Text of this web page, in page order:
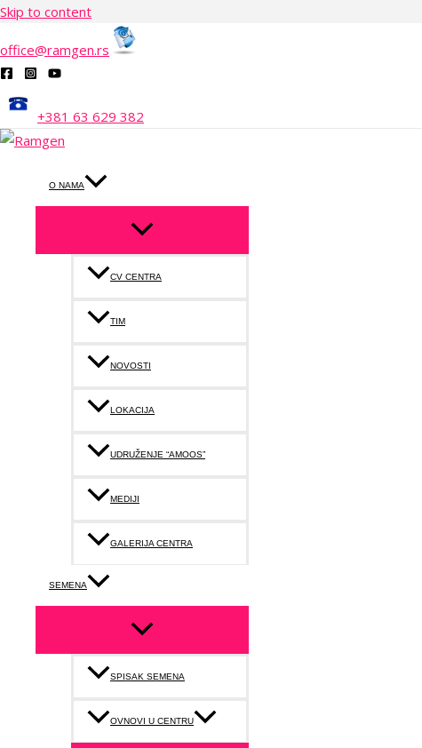
Skip to content
office@ramgen.rs
+381 63 629 382
O NAMA
CV CENTRA
TIM
NOVOSTI
LOKACIJA
UDRUŽENJE “AMOOS”
MEDIJI
GALERIJA CENTRA
SEMENA
SPISAK SEMENA
OVNOVI U CENTRU